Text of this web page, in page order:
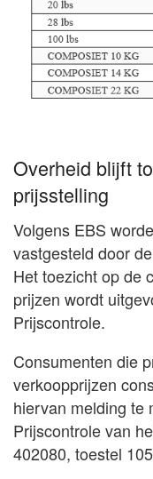
Overheid blijft
prijsstelling
Volgens EBS
vastgesteld door
Het toezicht op de
prijzen wordt
Prijscontrole.
Consumenten die
verkoopprijzen
hiervan melding te
Prijscontrole van
402080, toestel